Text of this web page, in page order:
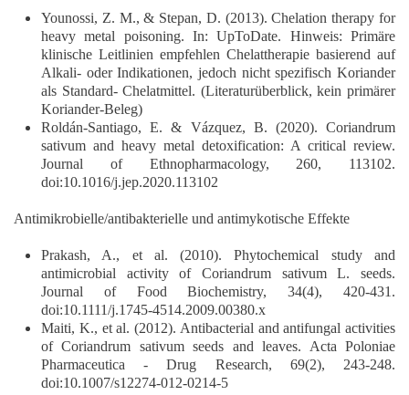
Younossi, Z. M., & Stepan, D. (2013). Chelation therapy for
heavy metal poisoning. In: UpToDate. Hinweis: Primäre
klinische Leitlinien empfehlen Chelattherapie basierend auf
Alkali- oder Indikationen, jedoch nicht spezifisch Koriander
als Standard- Chelatmittel. (Literaturüberblick, kein primärer
Koriander-Beleg)
Roldán-Santiago, E. & Vázquez, B. (2020). Coriandrum
sativum and heavy metal detoxification: A critical review.
Journal of Ethnopharmacology, 260, 113102.
doi:10.1016/j.jep.2020.113102
Antimikrobielle/antibakterielle und antimykotische Effekte
Prakash, A., et al. (2010). Phytochemical study and
antimicrobial activity of Coriandrum sativum L. seeds.
Journal of Food Biochemistry, 34(4), 420-431.
doi:10.1111/j.1745-4514.2009.00380.x
Maiti, K., et al. (2012). Antibacterial and antifungal activities
of Coriandrum sativum seeds and leaves. Acta Poloniae
Pharmaceutica - Drug Research, 69(2), 243-248.
doi:10.1007/s12274-012-0214-5